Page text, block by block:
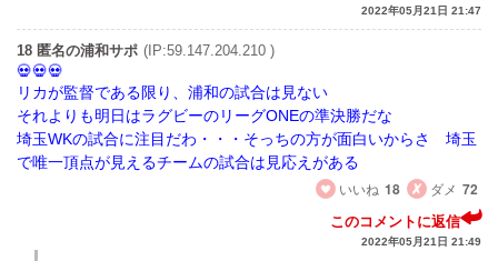
2022年05月21日 21:47
18 匿名の浦和サポ (IP:59.147.204.210 )
リカが監督である限り、浦和の試合は見ない
それよりも明日はラグビーのリーグONEの準決勝だな
埼玉WKの試合に注目だわ・・・そっちの方が面白いからさ 埼玉
で唯一頂点が見えるチームの試合は見応えがある
いいね 18 ダメ 72
このコメントに返信
2022年05月21日 21:49